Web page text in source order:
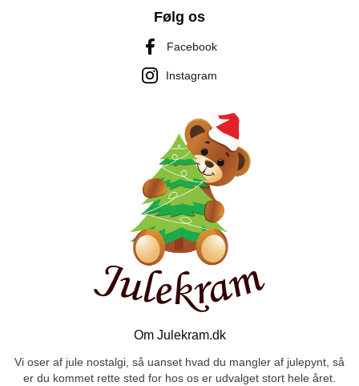
Om Julekram.dk
Vi oser af jule nostalgi, så uanset hvad du mangler af julepynt, så
er du kommet rette sted for hos os er udvalget stort hele året.
Følg os
Facebook
Instagram